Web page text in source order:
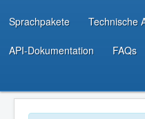
Sprachpakete Technische
API-Dokumentation FAQs